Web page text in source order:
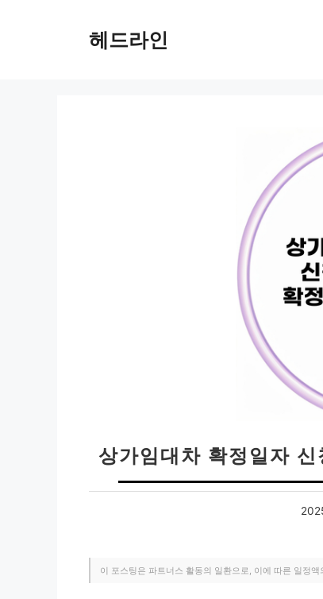
헤드라인
상가임대차 확정일자
이 포스팅은 파트너스 활동의 일환으로, 이에 따른 일정